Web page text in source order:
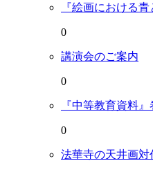
『絵画における
0
講演会のご案内
0
『中等教育資料
0
法華寺の天井画対